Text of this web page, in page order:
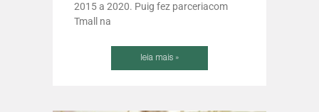
2015 a 2020. Puig fez parceriacom
Tmall na
leia mais »